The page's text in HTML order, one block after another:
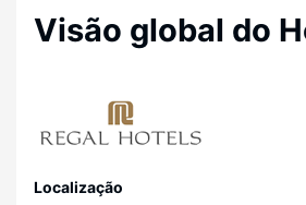
Visão global do
Localização